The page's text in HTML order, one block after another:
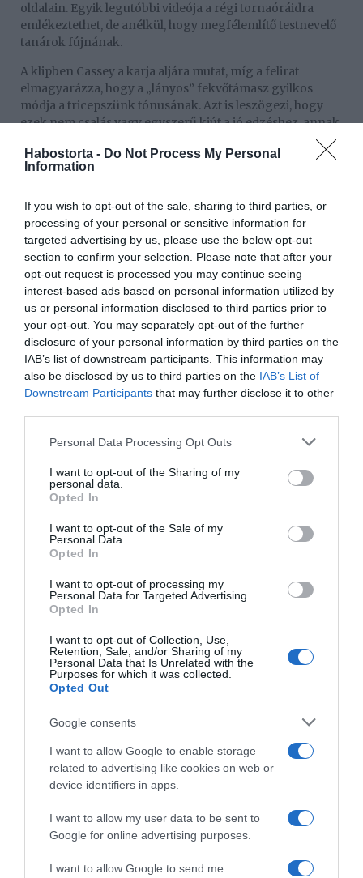
Habostorta - Do Not Process My Personal
Information
If you wish to opt-out of the sale, sharing to third parties, or
processing of your personal or sensitive information for
targeted advertising by us, please use the below opt-out
section to confirm your selection. Please note that after your
opt-out request is processed you may continue seeing
interest-based ads based on personal information utilized by
us or personal information disclosed to third parties prior to
your opt-out. You may separately opt-out of the further
disclosure of your personal information by third parties on the
IAB’s list of downstream participants. This information may
also be disclosed by us to third parties on the IAB’s List of
Downstream Participants that may further disclose it to other
Please note that this website/app uses one or more Google
not limited to your visit or usage behaviour. You may click to
grant or deny consent to Google and its third-party tags to
use your data for below specified purposes in below Google
consent section.
Personal Data Processing Opt Outs
I want to opt-out of the Sharing of my
personal data.
Opted In
I want to opt-out of the Sale of my
Personal Data.
Opted In
I want to opt-out of processing my
Personal Data for Targeted Advertising.
Opted In
I want to opt-out of Collection, Use,
Retention, Sale, and/or Sharing of my
Personal Data that Is Unrelated with the
Purposes for which it was collected.
Opted Out
Google consents
I want to allow Google to enable storage
related to advertising like cookies on web or
device identifiers in apps.
I want to allow my user data to be sent to
Google for online advertising purposes.
I want to allow Google to send me
oldalain. Egyik legutóbbi videója a régi tornaóráidra
emlékeztethet, de anélkül, hogy megfélemlítő testnevelő
tanárok fújnának.
A klipben Cassey a karja aljára mutat, míg a felirat
elmagyarázza, hogy a „lányos” fekvőtámasz gyilkos
módja a tricepszünk tónusának. Azt is leszögezi, hogy
ezek nem csalás vagy egyszerű kiút a jó edzéshez, annak
Manapság inkább félkobra fekvőtámaszként ismerik
őket.
Nem feledkezhetünk meg a bicepszünkről sem,
miközben a petyhüdt karokat is megpróbáljuk
megfékezni. Szerencsére Casseynek van gyors
technikája ezekhez is. Ez magában foglalja a könyökök
és a kezek összehozását egy imaszerű pózban, és az ég
felé tolja őket. (Az sem árthat, ha elmondasz néhány imát
a faragott karokért, miközben számolod az
ismétlésszámot.) Cassey szerint a bicepsz mellett ez is
megdolgoztatja a vállat és a mellizmaid.
Fogadunk, hogy ezzel is fantasztikus eredményeket
érhetsz el anélkül, hogy fel kellene kelned a helyedről.
Forrás: Életmódcentrum
Címkék:
Korábbi bejegyzések Következő bejegyzés
HASONLÓ BEJEGYZÉSEK
2026-08-07.
párkapcsolatban?